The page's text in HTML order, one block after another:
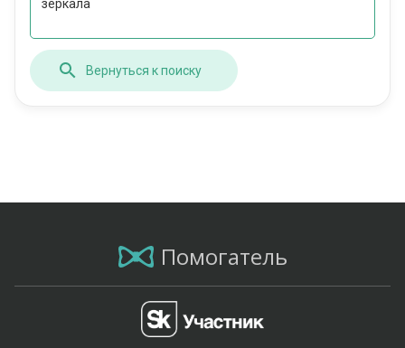
зеркала
Вернуться к поиску
Помогатель